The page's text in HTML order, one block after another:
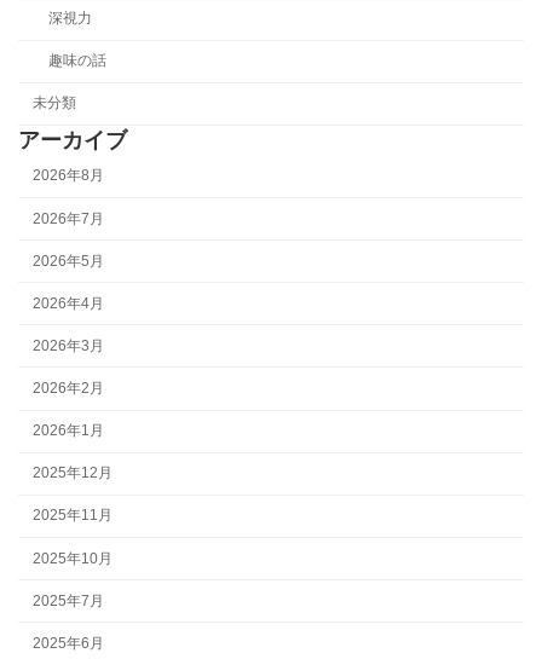
深視力
趣味の話
未分類
アーカイブ
2026年8月
2026年7月
2026年5月
2026年4月
2026年3月
2026年2月
2026年1月
2025年12月
2025年11月
2025年10月
2025年7月
2025年6月